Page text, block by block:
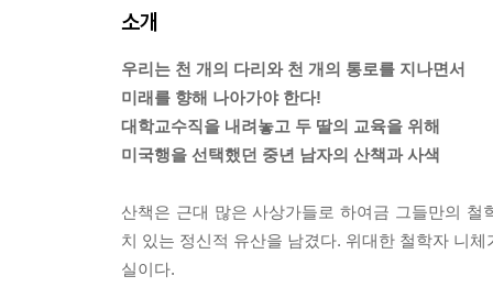
소개
우리는 천 개의 다리와 천 개의 통로를 지나면서
미래를 향해 나아가야 한다!
대학교수직을 내려놓고 두 딸의 교육을 위해
미국행을 선택했던 중년 남자의 산책과 사색
산책은 근대 많은 사상가들로 하여금 그들만의
치 있는 정신적 유산을 남겼다. 위대한 철학자 니
실이다.